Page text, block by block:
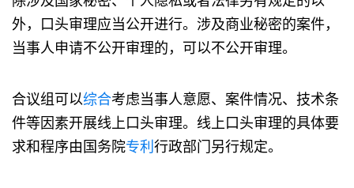
外，口头审理应当公开进行。涉及商业秘密的案件，
当事人申请不公开审理的，可以不公开审理。
合议组可以综合考虑当事人意愿、案件情况、技术条
件等因素开展线上口头审理。线上口头审理的具体要
求和程序由国务院专利 行政部门另行规定。